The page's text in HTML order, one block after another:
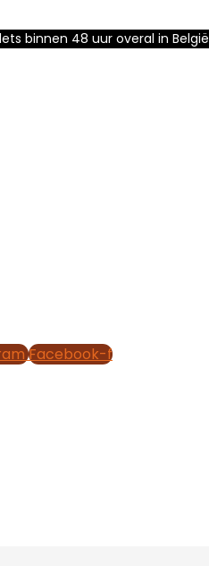
binnen 48 uur overal in België
Facebook-f